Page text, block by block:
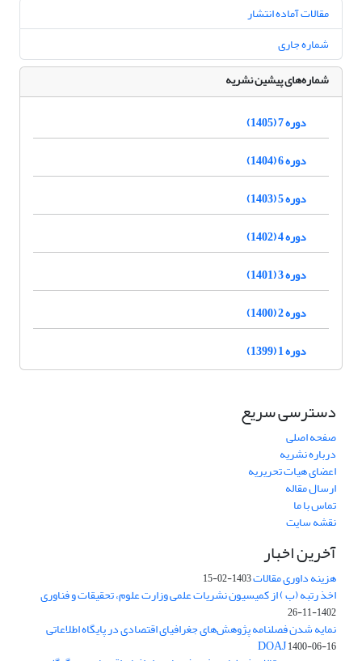
مقالات آماده انتشار
شماره جاری
شماره‌های پیشین نشریه
دوره 7 (1405)
دوره 6 (1404)
دوره 5 (1403)
دوره 4 (1402)
دوره 3 (1401)
دوره 2 (1400)
دوره 1 (1399)
دسترسی سریع
صفحه اصلی
درباره نشریه
اعضای هیات تحریریه
ارسال مقاله
تماس با ما
نقشه سایت
آخرین اخبار
هزینه داوری مقالات1403-02-15
اخذ رتبه (ب ) از کمیسیون نشریات علمی وزارت علوم، تحقیقات و فناوری
1402-11-26
نمایه شدن فصلنامه پژوهش‌های جغرافیای اقتصادی در پایگاه اطلاعاتی
DOAJ1400-06-16